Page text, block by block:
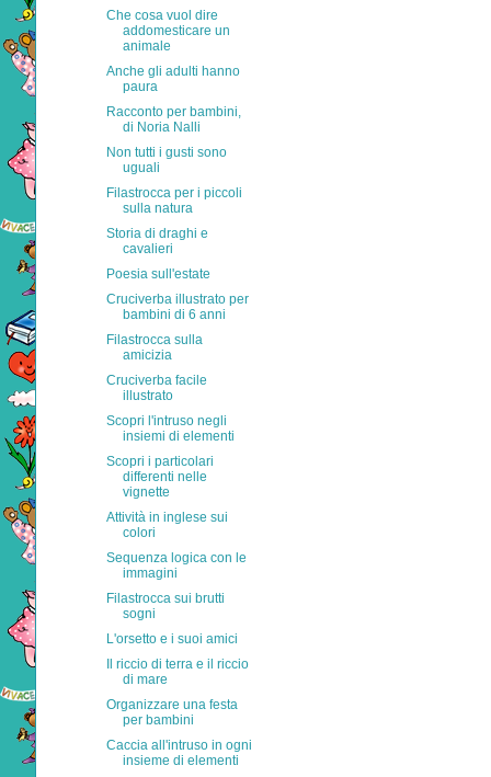
Che cosa vuol dire
addomesticare un
animale
Anche gli adulti hanno
paura
Racconto per bambini,
di Noria Nalli
Non tutti i gusti sono
uguali
Filastrocca per i piccoli
sulla natura
Storia di draghi e
cavalieri
Poesia sull'estate
Cruciverba illustrato per
bambini di 6 anni
Filastrocca sulla
amicizia
Cruciverba facile
illustrato
Scopri l'intruso negli
insiemi di elementi
Scopri i particolari
differenti nelle
vignette
Attività in inglese sui
colori
Sequenza logica con le
immagini
Filastrocca sui brutti
sogni
L'orsetto e i suoi amici
Il riccio di terra e il riccio
di mare
Organizzare una festa
per bambini
Caccia all'intruso in ogni
insieme di elementi